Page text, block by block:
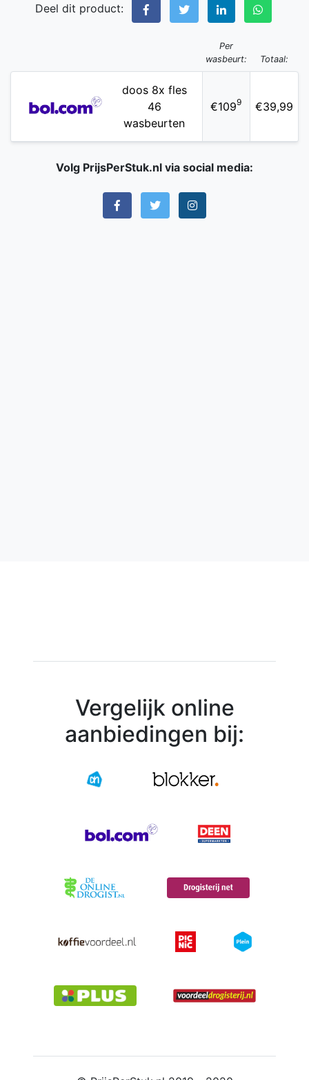
Deel dit product:
Per
wasbeurt:
Totaal:
doos 8x fles
46
wasbeurten
€1099 €39,99
Volg PrijsPerStuk.nl via social media:
Vergelijk online
aanbiedingen bij: